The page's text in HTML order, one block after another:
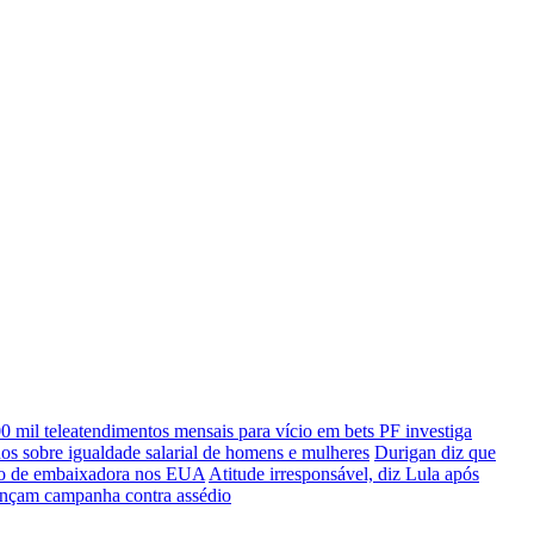
mil teleatendimentos mensais para vício em bets PF investiga
sobre igualdade salarial de homens e mulheres Durigan diz que
de embaixadora nos EUA Atitude irresponsável, diz Lula após
campanha contra assédio